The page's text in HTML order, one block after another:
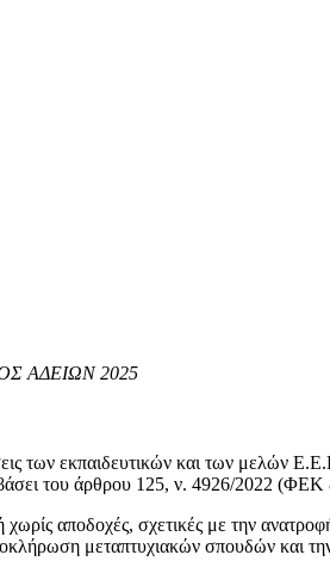
ΑΔΕΙΩΝ 2025
των εκπαιδευτικών και των μελών
του άρθρου 125, ν. 4926/2022
χωρίς αποδοχές, σχετικές με την
μεταπτυχιακών σπουδών και